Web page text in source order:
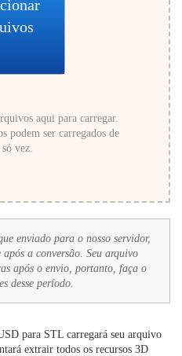
aqui para carregar.
podem ser carregados de
vez.
enviado para o nosso servidor,
a conversão. Seu arquivo
após o envio, portanto, faça o
desse período.
para STL carregará seu arquivo
extrair todos os recursos 3D